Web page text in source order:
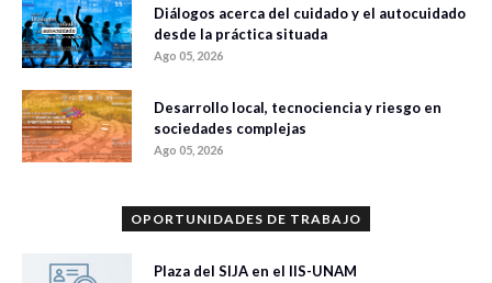
Diálogos acerca del cuidado y el autocuidado
desde la práctica situada
Ago 05, 2026
Desarrollo local, tecnociencia y riesgo en
sociedades complejas
Ago 05, 2026
OPORTUNIDADES DE TRABAJO
Plaza del SIJA en el IIS-UNAM